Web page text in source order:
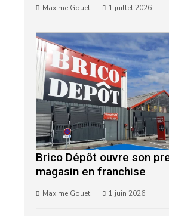
Maxime Gouet 1 juillet 2026
Brico Dépôt ouvre son
magasin en franchise
Maxime Gouet 1 juin 2026